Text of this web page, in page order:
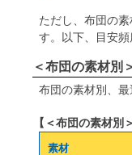
ただし、布団の
す。以下、目安頻
＜布団の素材別
布団の素材別、最
【＜布団の素材別
素材